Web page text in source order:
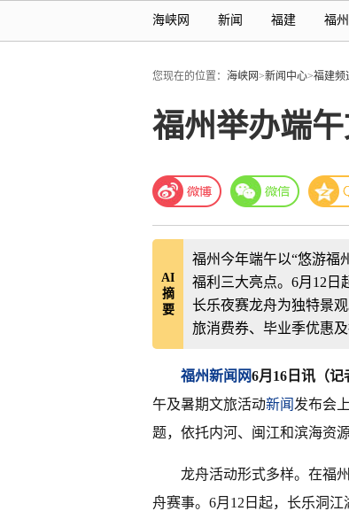
海峡网 新闻 福建 福州
您现在的位置： 海峡网>新闻中心>福建频
福州举办端
AI
摘
要
福州今年端午以“悠游福
福利三大亮点。6月12日
长乐夜赛龙舟为独特景
旅消费券、毕业季优惠
福州新闻网6月16日讯（记
午及暑期文旅活动新闻 发布会
题，依托内河、闽江和滨海资
龙舟活动形式多样。在福
舟赛事。6月12日起，长乐洞